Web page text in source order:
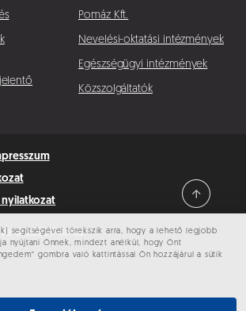
segítségével törekszik arra, hogy a lehető legjobb
nyújtani Önnek, mindezt anélkül, hogy Önt
gombra való kattintással Ön hozzájárul a sütik
Pomáz Kft.
Nevelési-oktatási intézmények
Egészségügyi intézmények
Közszolgáltatók
© 2026 Pomáz